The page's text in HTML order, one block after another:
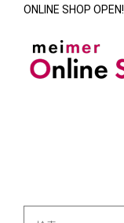
ONLINE SHOP OPEN!